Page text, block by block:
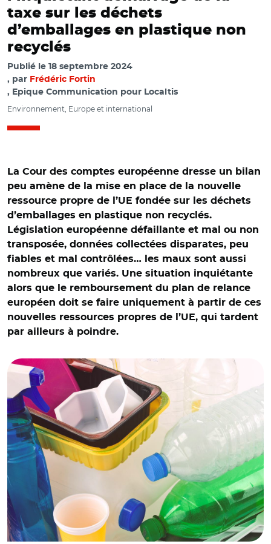
taxe sur les déchets
d’emballages en plastique non
recyclés
Publié le 18 septembre 2024
par Frédéric Fortin
, Epique Communication pour Localtis
Environnement, Europe et international
La Cour des comptes européenne dresse un bilan
peu amène de la mise en place de la nouvelle
ressource propre de l’UE fondée sur les déchets
d’emballages en plastique non recyclés.
Législation européenne défaillante et mal ou non
transposée, données collectées disparates, peu
fiables et mal contrôlées… les maux sont aussi
nombreux que variés. Une situation inquiétante
alors que le remboursement du plan de relance
européen doit se faire uniquement à partir de ces
nouvelles ressources propres de l’UE, qui tardent
par ailleurs à poindre.